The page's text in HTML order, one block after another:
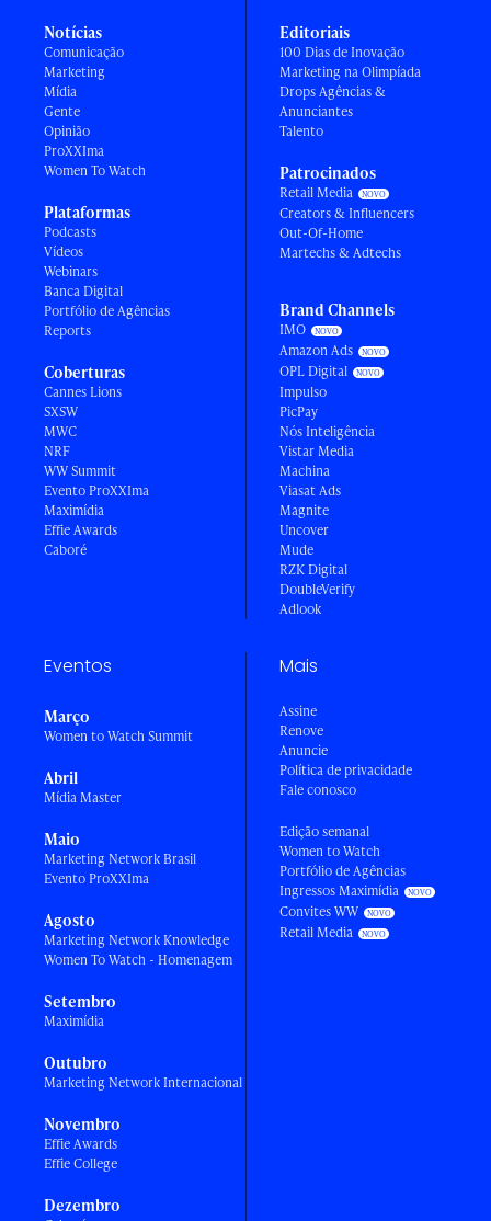
Notícias
Comunicação
Marketing
Mídia
Gente
Opinião
ProXXIma
Women To Watch
Plataformas
Podcasts
Vídeos
Webinars
Banca Digital
Portfólio de Agências
Reports
Coberturas
Cannes Lions
SXSW
MWC
NRF
WW Summit
Evento ProXXIma
Maximídia
Effie Awards
Caboré
Editoriais
100 Dias de Inovação
Marketing na Olimpíada
Drops Agências &
Anunciantes
Talento
Patrocinados
Retail Media
Creators & Influencers
Out-Of-Home
Martechs & Adtechs
Brand Channels
IMO
Amazon Ads
OPL Digital
Impulso
PicPay
Nós Inteligência
Vistar Media
Machina
Viasat Ads
Magnite
Uncover
Mude
RZK Digital
DoubleVerify
Adlook
Eventos
Março
Women to Watch Summit
Abril
Mídia Master
Maio
Marketing Network Brasil
Evento ProXXIma
Agosto
Marketing Network Knowledge
Women To Watch - Homenagem
Setembro
Maximídia
Outubro
Marketing Network Internacional
Novembro
Effie Awards
Effie College
Dezembro
Mais
Assine
Renove
Anuncie
Política de privacidade
Fale conosco
Edição semanal
Women to Watch
Portfólio de Agências
Ingressos Maximídia
Convites WW
Retail Media